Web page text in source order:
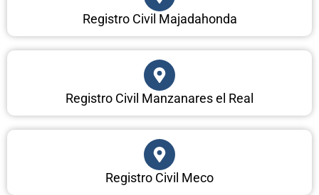
Registro Civil Majadahonda
Registro Civil Manzanares el Real
Registro Civil Meco